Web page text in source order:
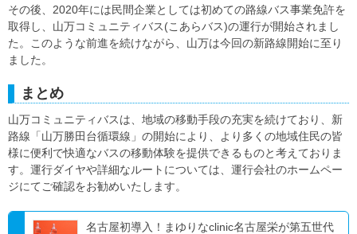
その後、2020年には民間企業としては初めての路線バス事業免許を
取得し、山万コミュニティバス(こあらバス)の運行が開始されまし
た。このような前進を続けながら、山万は今回の新路線開始に至り
ました。
まとめ
山万コミュニティバスは、地域の移動手段の充実を続けており、新
路線「山万勝田台循環線」の開始により、より多くの地域住民の皆
様に便利で快適なバスの移動体験を提供できるものと考えておりま
す。運行ダイヤや詳細なルートについては、運行会社のホームペー
ジにてご確認をお勧めいたします。
名古屋初導入！まゆりなclinic名古屋栄が第五世代